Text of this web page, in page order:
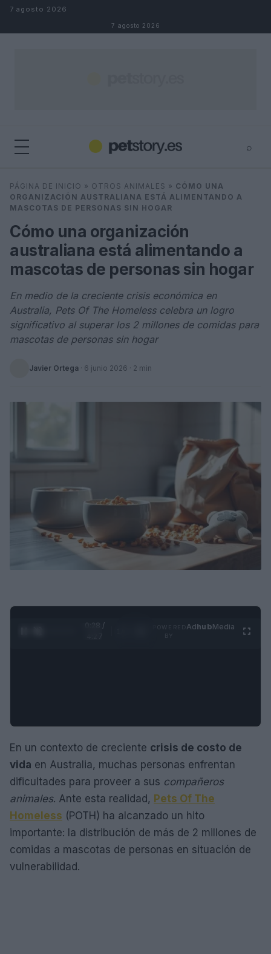
Saltar al contenido
7 agosto 2026
7 agosto 2026
⌕
Buscar
PÁGINA DE INICIO » OTROS ANIMALES » CÓMO UNA
ORGANIZACIÓN AUSTRALIANA ESTÁ ALIMENTANDO A
MASCOTAS DE PERSONAS SIN HOGAR
Cómo una organización
australiana está alimentando a
mascotas de personas sin hogar
En medio de la creciente crisis económica en
Australia, Pets Of The Homeless celebra un logro
significativo al superar los 2 millones de comidas para
mascotas de personas sin hogar
Javier Ortega · 6 junio 2026 · 2 min
0:29 /
AdhubMedia
En un contexto de creciente crisis de costo de
vida en Australia, muchas personas enfrentan
dificultades para proveer a sus compañeros
animales. Ante esta realidad, Pets Of The
Homeless (POTH) ha alcanzado un hito
importante: la distribución de más de 2 millones de
comidas a mascotas de personas en situación de
vulnerabilidad.